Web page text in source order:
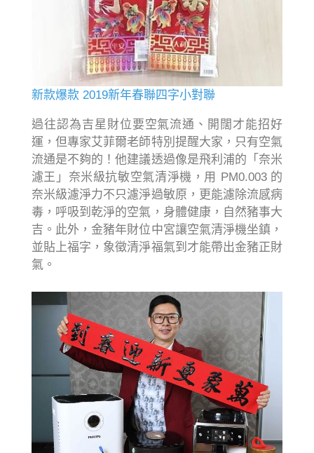
新款爆款 2019新年春聯四字小對聯
過往認為吉星財位要空氣流通、開闊才能招好
運，但專家艾菲爾老師特別提醒大家，只有空氣
流通是不夠的！他建議透過像是飛利浦的「奈米
濾王」奈米級抗敏空氣清淨機，用 PM0.003 的
奈米級濾淨力不只濾淨過敏原，更能濾除流感病
毒，呼吸到乾淨的空氣，身體健康，自然豬事大
吉。此外，金豬年財位中宮讓空氣清淨機坐鎮，
並貼上福字，象徵清淨福氣到才能帶出金豬正財
氣。